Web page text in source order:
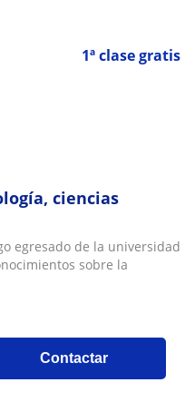
1ª clase gratis
ciencias
egresado de la universidad
sobre la
Contactar